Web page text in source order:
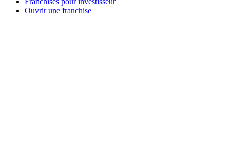
Ouvrir une franchise